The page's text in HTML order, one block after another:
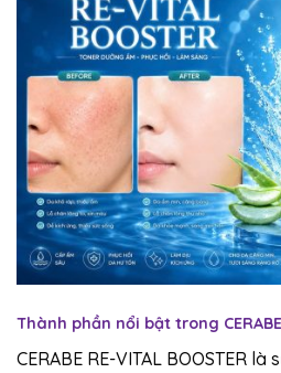
Thành phần nổi bật trong CERABE
CERABE RE-VITAL BOOSTER